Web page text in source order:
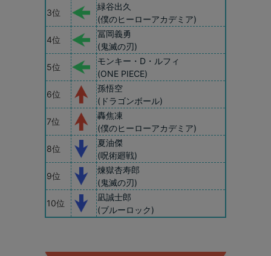
3位
緑谷出久
(僕のヒーローアカデミア)
4位
冨岡義勇
(鬼滅の刃)
5位
モンキー・D・ルフィ
(ONE PIECE)
6位
孫悟空
(ドラゴンボール)
7位
轟焦凍
(僕のヒーローアカデミア)
8位
夏油傑
(呪術廻戦)
9位
煉獄杏寿郎
(鬼滅の刃)
10位
凪誠士郎
(ブルーロック)